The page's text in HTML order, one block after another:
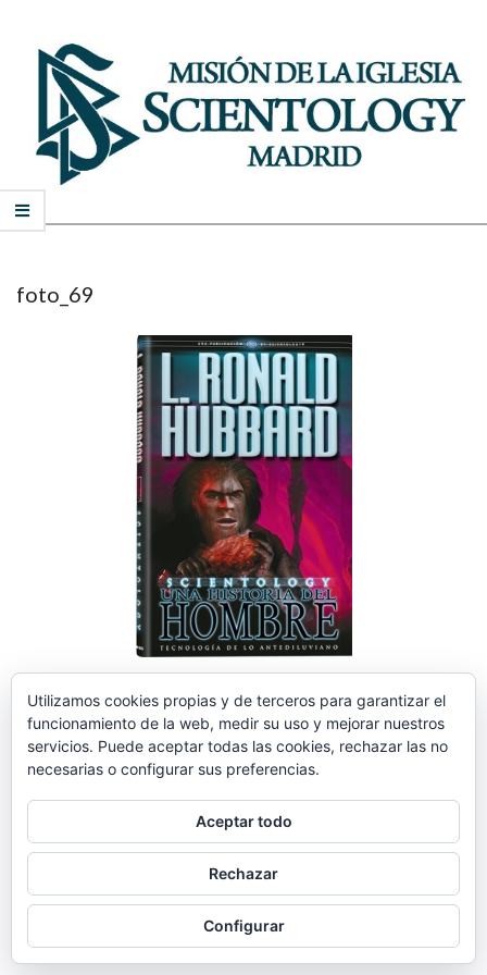
content
MISIÓN
SCIENTOLOGY
MADRID
Secondary
Menufoto_69
2019-
01-
22
Utilizamos cookies propias y de terceros para garantizar el
funcionamiento de la web, medir su uso y mejorar nuestros
servicios. Puede aceptar todas las cookies, rechazar las no
necesarias o configurar sus preferencias.
Aceptar todo
Rechazar
Configurar